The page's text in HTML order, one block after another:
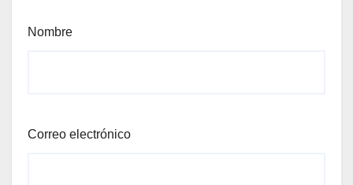
Nombre
Correo electrónico